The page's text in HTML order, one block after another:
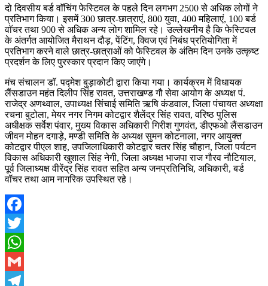
दो दिवसीय बर्ड वाॅचिंग फेस्टिवल के पहले दिन लगभग 2500 से अधिक लोगों ने
प्रतिभाग किया। इसमें 300 छात्र-छात्राएं, 800 युवा, 400 महिलाएं, 100 बर्ड
वाॅचर तथा 900 से अधिक अन्य लोग शामिल रहे। उल्लेखनीय है कि फेस्टिवल
के अंतर्गत आयोजित मैराथन दौड़, पेंटिंग, क्विज एवं निबंध प्रतियोगिता में
प्रतिभाग करने वाले छात्र-छात्राओं को फेस्टिवल के अंतिम दिन उनके उत्कृष्ट
प्रदर्शन के लिए पुरस्कार प्रदान किए जाएंगे।
मंच संचालन डाॅ. पद्मेश बुड़ाकोटी द्वारा किया गया। कार्यक्रम में विधायक
लैंसडाउन महंत दिलीप सिंह रावत, उत्तराखण्ड गौ सेवा आयोग के अध्यक्ष पं.
राजेद्र अणथ्वाल, उपाध्यक्ष सिंचाई समिति ऋषि कंडवाल, जिला पंचायत अध्यक्षा
रचना बुटोला, मेयर नगर निगम कोटद्वार शैलेंद्र सिंह रावत, वरिष्ठ पुलिस
अधीक्षक सर्वेश पंवार, मुख्य विकास अधिकारी गिरीश गुणवंत, डीएफओ लैंसडाउन
जीवन मोहन दगाड़े, मण्डी समिति के अध्यक्ष सुमन कोटनाला, नगर आयुक्त
कोटद्वार पीएल शाह, उपजिलाधिकारी कोटद्वार चतर सिंह चौहान, जिला पर्यटन
विकास अधिकारी खुशाल सिंह नेगी, जिला अध्यक्ष भाजपा राज गौरव नौटियाल,
पूर्व जिलाध्यक्ष वीरेंद्र सिंह रावत सहित अन्य जनप्रतिनिधि, अधिकारी, बर्ड
वॉचर तथा आम नागरिक उपस्थित रहे।
Facebook
Twitter
WhatsApp
Gmail